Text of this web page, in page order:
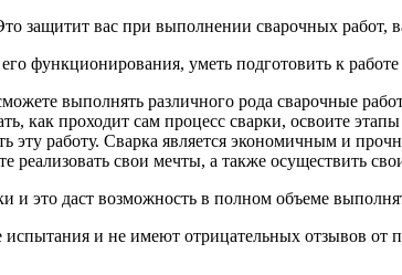
защитит вас при выполнении сварочных работ,
функционирования, уметь подготовить к
выполнять различного рода сварочные
как проходит сам процесс сварки, освоите
эту работу. Сварка является экономичным и
реализовать свои мечты, а также осуществить
и это даст возможность в полном объеме
и не имеют отрицательных отзывов